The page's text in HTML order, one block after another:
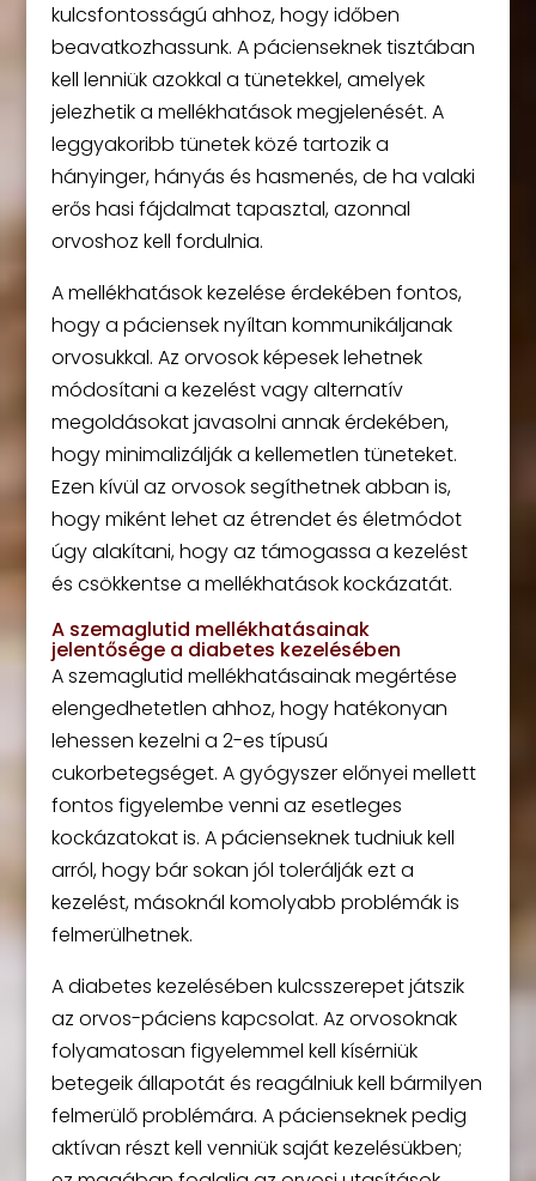
kulcsfontosságú ahhoz, hogy időben
beavatkozhassunk. A pácienseknek tisztában
kell lenniük azokkal a tünetekkel, amelyek
jelezhetik a mellékhatások megjelenését. A
leggyakoribb tünetek közé tartozik a
hányinger, hányás és hasmenés, de ha valaki
erős hasi fájdalmat tapasztal, azonnal
orvoshoz kell fordulnia.
A mellékhatások kezelése érdekében fontos,
hogy a páciensek nyíltan kommunikáljanak
orvosukkal. Az orvosok képesek lehetnek
módosítani a kezelést vagy alternatív
megoldásokat javasolni annak érdekében,
hogy minimalizálják a kellemetlen tüneteket.
Ezen kívül az orvosok segíthetnek abban is,
hogy miként lehet az étrendet és életmódot
úgy alakítani, hogy az támogassa a kezelést
és csökkentse a mellékhatások kockázatát.
A szemaglutid mellékhatásainak
jelentősége a diabetes kezelésében
A szemaglutid mellékhatásainak megértése
elengedhetetlen ahhoz, hogy hatékonyan
lehessen kezelni a 2-es típusú
cukorbetegséget. A gyógyszer előnyei mellett
fontos figyelembe venni az esetleges
kockázatokat is. A pácienseknek tudniuk kell
arról, hogy bár sokan jól tolerálják ezt a
kezelést, másoknál komolyabb problémák is
felmerülhetnek.
A diabetes kezelésében kulcsszerepet játszik
az orvos-páciens kapcsolat. Az orvosoknak
folyamatosan figyelemmel kell kísérniük
betegeik állapotát és reagálniuk kell bármilyen
felmerülő problémára. A pácienseknek pedig
aktívan részt kell venniük saját kezelésükben;